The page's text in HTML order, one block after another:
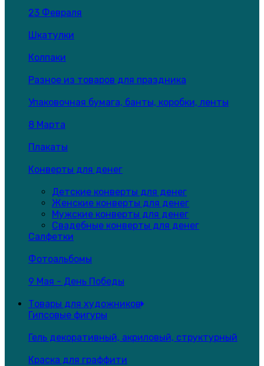
23 Февраля
Шкатулки
Колпаки
Разное из товаров для праздника
Упаковочная бумага, банты, коробки, ленты
8 Марта
Плакаты
Конверты для денег
Детские конверты для денег
Женские конверты для денег
Мужские конверты для денег
Свадебные конверты для денег
Салфетки
Фотоальбомы
9 Мая - День Победы
Товары для художников
Гипсовые фигуры
Гель декоративный, акриловый, структурный
Краска для граффити